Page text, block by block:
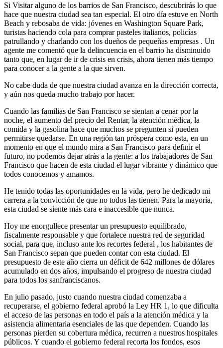
Si Visitar alguno de los barrios de San Francisco, descubrirás lo que
hace que nuestra ciudad sea tan especial. El otro día estuve en North
Beach y rebosaba de vida: jóvenes en Washington Square Park,
turistas haciendo cola para comprar pasteles italianos, policías
patrullando y charlando con los dueños de pequeñas empresas . Un
agente me comentó que la delincuencia en el barrio ha disminuido
tanto que, en lugar de ir de crisis en crisis, ahora tienen más tiempo
para conocer a la gente a la que sirven.
No cabe duda de que nuestra ciudad avanza en la dirección correcta,
y aún nos queda mucho trabajo por hacer.
Cuando las familias de San Francisco se sientan a cenar por la
noche, el aumento del precio del Rentar, la atención médica, la
comida y la gasolina hace que muchos se pregunten si pueden
permitirse quedarse. En una región tan próspera como esta, en un
momento en que el mundo mira a San Francisco para definir el
futuro, no podemos dejar atrás a la gente: a los trabajadores de San
Francisco que hacen de esta ciudad el lugar vibrante y dinámico que
todos conocemos y amamos.
He tenido todas las oportunidades en la vida, pero he dedicado mi
carrera a la convicción de que no todos las tienen. Para la mayoría,
esta ciudad se siente más cara e inaccesible que nunca.
Hoy me enorgullece presentar un presupuesto equilibrado,
fiscalmente responsable y que fortalece nuestra red de seguridad
social, para que, incluso ante los recortes federal , los habitantes de
San Francisco sepan que pueden contar con esta ciudad. El
presupuesto de este año cierra un déficit de 642 millones de dólares
acumulado en dos años, impulsando el progreso de nuestra ciudad
para todos los sanfranciscanos.
En julio pasado, justo cuando nuestra ciudad comenzaba a
recuperarse, el gobierno federal aprobó la Ley HR 1, lo que dificulta
el acceso de las personas en todo el país a la atención médica y la
asistencia alimentaria esenciales de las que dependen. Cuando las
personas pierden su cobertura médica, recurren a nuestros hospitales
públicos. Y cuando el gobierno federal recorta los fondos, esos